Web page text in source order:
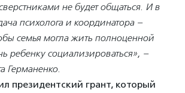
не будет общаться. И в
психолога и координатора –
семья могла жить полноценной
ребенку социализироваться», –
Германенко.
президентский грант, который